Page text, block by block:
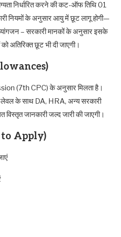
निर्धारित करने की कट-ऑफ तिथि 01
नियमों के अनुसार आयु में छूट लागू होगी—
– सरकारी मानकों के अनुसार इसके
अतिरिक्त छूट भी दी जाएगी।
(7th CPC) के अनुसार मिलता है।
पे-लेवल के साथ DA, HRA, अन्य सरकारी
विस्तृत जानकारी जल्द जारी की जाएगी।
to Apply)